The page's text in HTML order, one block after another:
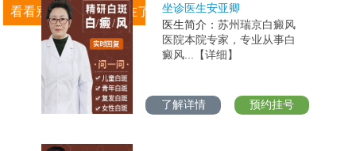
坐诊医生安亚卿
医生简介： 苏州瑞京白癜风
医院本院专家，专业从事白
癜风...【详细】
了解详情 预约挂号
看看别的白斑患者都在了解什么？